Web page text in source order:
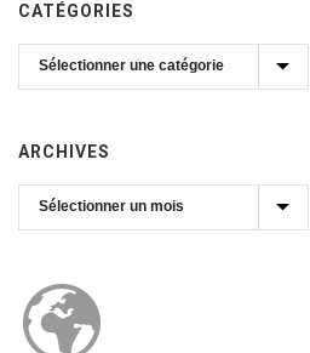
CATÉGORIES
Catégories
ARCHIVES
Archives